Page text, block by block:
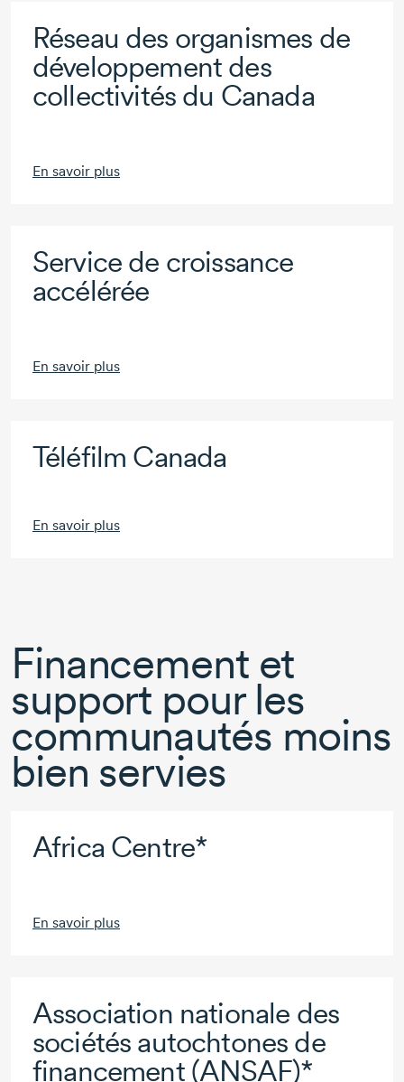
Réseau des organismes de
développement des
collectivités du Canada
En savoir plus
Service de croissance
accélérée
En savoir plus
Téléfilm Canada
En savoir plus
Financement et
support pour les
communautés moins
bien servies
Africa Centre*
En savoir plus
Association nationale des
sociétés autochtones de
financement (ANSAF)*